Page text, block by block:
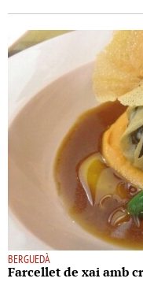
BERGUEDÀ
Farcellet de xai amb